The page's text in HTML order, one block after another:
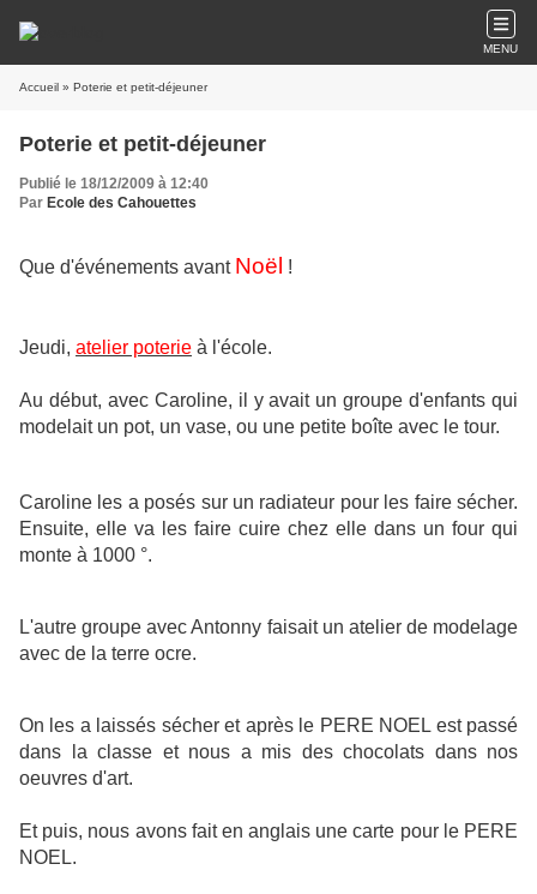
MENU
Accueil » Poterie et petit-déjeuner
Poterie et petit-déjeuner
Publié le 18/12/2009 à 12:40
Par Ecole des Cahouettes
Que d'événements avant Noël !
Jeudi, atelier poterie à l'école.
Au début, avec Caroline, il y avait un groupe d'enfants qui
modelait un pot, un vase, ou une petite boîte avec le tour.
Caroline les a posés sur un radiateur pour les faire sécher.
Ensuite, elle va les faire cuire chez elle dans un four qui
monte à 1000 °.
L'autre groupe avec Antonny faisait un atelier de modelage
avec de la terre ocre.
On les a laissés sécher et après le PERE NOEL est passé
dans la classe et nous a mis des chocolats dans nos
oeuvres d'art.
Et puis, nous avons fait en anglais une carte pour le PERE
NOEL.